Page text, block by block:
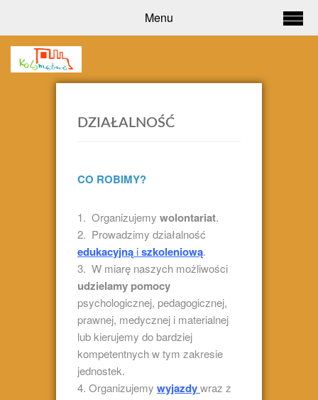
Menu
DZIAŁALNOŚĆ
CO ROBIMY?
Organizujemy wolontariat.
Prowadzimy działalność
edukacyjną iszkoleniową.
W miarę naszych możliwości
udzielamy pomocy
psychologicznej, pedagogicznej,
prawnej, medycznej i materialnej
lub kierujemy do bardziej
kompetentnych w tym zakresie
jednostek.
Organizujemy wyjazdywraz z